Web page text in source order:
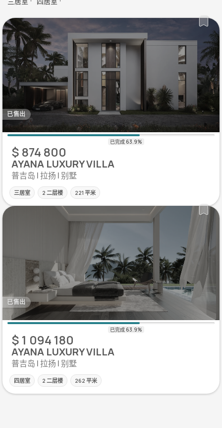
已售出
$ 874 800
AYANA LUXURY VILLA
普吉岛 | 拉扬 | 别墅
三居室 2 二层楼 221 平米
已售出
$ 1 094 180
AYANA LUXURY VILLA
普吉岛 | 拉扬 | 别墅
四居室 2 二层楼 262 平米